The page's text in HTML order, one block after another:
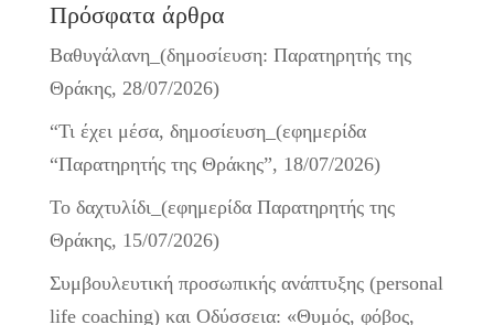
Πρόσφατα άρθρα
Βαθυγάλανη_(δημοσίευση: Παρατηρητής της
Θράκης, 28/07/2026)
“Τι έχει μέσα, δημοσίευση_(εφημερίδα
“Παρατηρητής της Θράκης”, 18/07/2026)
Το δαχτυλίδι_(εφημερίδα Παρατηρητής της
Θράκης, 15/07/2026)
Συμβουλευτική προσωπικής ανάπτυξης (personal
life coaching) και Οδύσσεια: «Θυμός, φόβος,